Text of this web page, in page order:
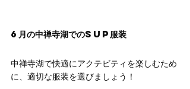
6月の中禅寺湖でのSUP服装
中禅寺湖で快適にアクテビティを楽しむため
に、適切な服装を選びましょう！